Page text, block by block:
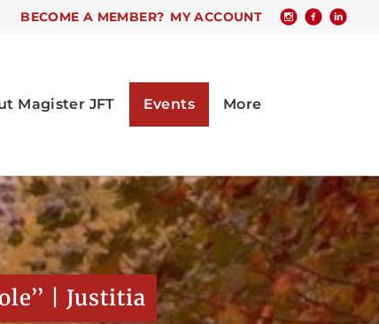
BECOME A MEMBER? MY ACCOUNT
| Justitia